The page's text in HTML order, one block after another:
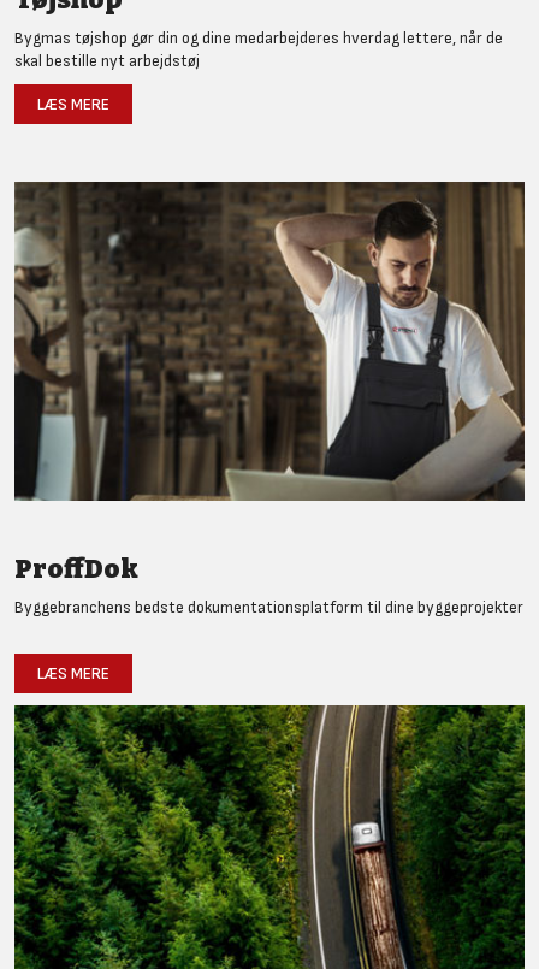
Bygmas tøjshop gør din og dine medarbejderes hverdag lettere, når de
skal bestille nyt arbejdstøj
LÆS MERE
ProffDok
Byggebranchens bedste dokumentationsplatform til dine byggeprojekter
LÆS MERE